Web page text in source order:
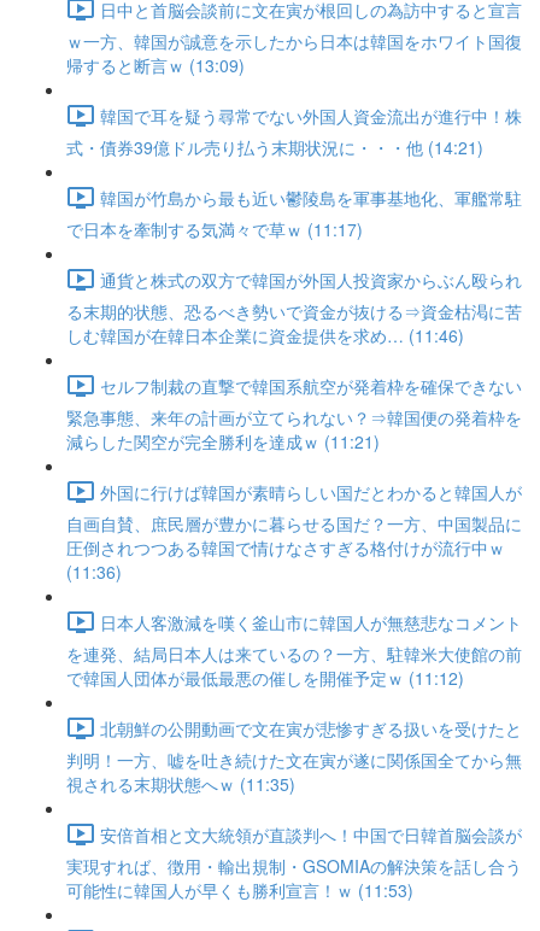
日中と首脳会談前に文在寅が根回しの為訪中すると宣言
ｗ一方、韓国が誠意を示したから日本は韓国をホワイト国復
帰すると断言ｗ (13:09)
韓国で耳を疑う尋常でない外国人資金流出が進行中！株
式・債券39億ドル売り払う末期状況に・・・他 (14:21)
韓国が竹島から最も近い鬱陵島を軍事基地化、軍艦常駐
で日本を牽制する気満々で草ｗ (11:17)
通貨と株式の双方で韓国が外国人投資家からぶん殴られ
る末期的状態、恐るべき勢いで資金が抜ける⇒資金枯渇に苦
しむ韓国が在韓日本企業に資金提供を求め… (11:46)
セルフ制裁の直撃で韓国系航空が発着枠を確保できない
緊急事態、来年の計画が立てられない？⇒韓国便の発着枠を
減らした関空が完全勝利を達成ｗ (11:21)
外国に行けば韓国が素晴らしい国だとわかると韓国人が
自画自賛、庶民層が豊かに暮らせる国だ？一方、中国製品に
圧倒されつつある韓国で情けなさすぎる格付けが流行中ｗ
(11:36)
日本人客激減を嘆く釜山市に韓国人が無慈悲なコメント
を連発、結局日本人は来ているの？一方、駐韓米大使館の前
で韓国人団体が最低最悪の催しを開催予定ｗ (11:12)
北朝鮮の公開動画で文在寅が悲惨すぎる扱いを受けたと
判明！一方、嘘を吐き続けた文在寅が遂に関係国全てから無
視される末期状態へｗ (11:35)
安倍首相と文大統領が直談判へ！中国で日韓首脳会談が
実現すれば、徴用・輸出規制・GSOMIAの解決策を話し合う
可能性に韓国人が早くも勝利宣言！ｗ (11:53)